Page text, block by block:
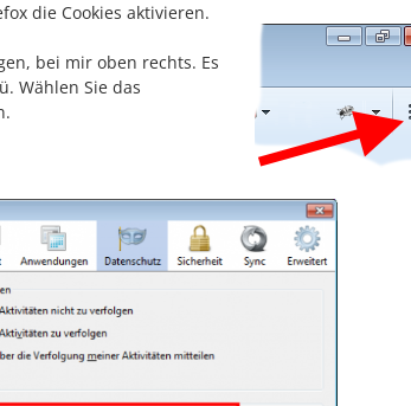
die Cookies aktivieren.
bei mir oben rechts. Es
Wählen Sie das